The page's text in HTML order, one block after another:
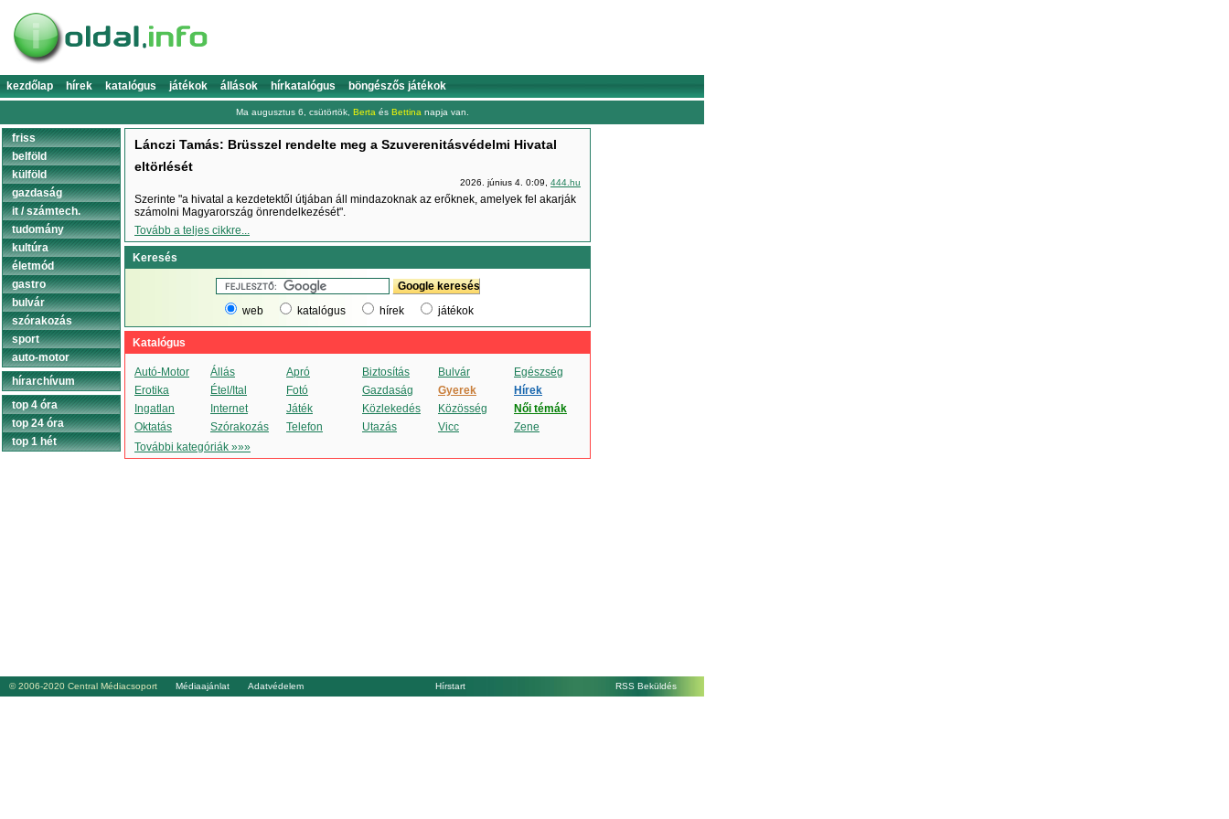
kezdőlap hírek katalógus játékok állások hírkatalógus böngészős játékok
Ma augusztus 6, csütörtök, Berta és Bettina napja van.
Lánczi Tamás: Brüsszel rendelte meg a Szuverenitásvédelmi Hivatal
eltörlését
2026. június 4. 0:09, 444.hu
Szerinte "a hivatal a kezdetektől útjában áll mindazoknak az erőknek, amelyek fel akarják
számolni Magyarország önrendelkezését".
Tovább a teljes cikkre...
Keresés
web katalógus hírek játékok
Katalógus
Autó-Motor Állás Apró Biztosítás Bulvár
Egészség
Erotika
Étel/Ital Fotó Gazdaság Gyerek
Hírek
Ingatlan
Internet Játék Közlekedés Közösség
Női témák
Oktatás
Szórakozás Telefon Utazás Vicc
Zene
További kategóriák »»»
friss
belföld
külföld
gazdaság
it / számtech.
tudomány
kultúra
életmód
gastro
bulvár
szórakozás
sport
auto-motor
hírarchívum
top 4 óra
top 24 óra
top 1 hét
RSS Beküldés
© 2006-2020 Central Médiacsoport Médiaajánlat Adatvédelem Hírstart